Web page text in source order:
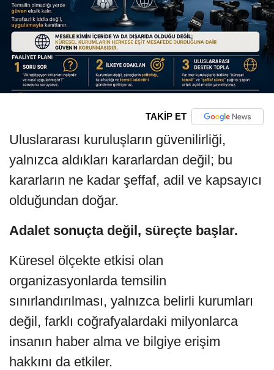
TAKİP ET
Uluslararası kuruluşların güvenilirliği,
yalnızca aldıkları kararlardan değil; bu
kararların ne kadar şeffaf, adil ve kapsayıcı
olduğundan doğar.
Adalet sonuçta değil, süreçte başlar.
Küresel ölçekte etkisi olan
organizasyonlarda temsilin
sınırlandırılması, yalnızca belirli kurumları
değil, farklı coğrafyalardaki milyonlarca
insanın haber alma ve bilgiye erişim
hakkını da etkiler.